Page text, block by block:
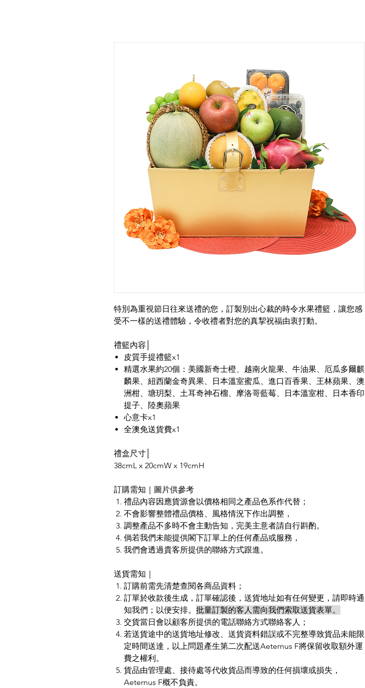
特別為重視節日往來送禮的您，訂製別出心裁的時令水果禮籃，讓您感
受不一樣的送禮體驗，令收禮者對您的真挈祝福由衷打動。
禮籃內容│
皮質手提禮籃x1
精選水果約20個：美國新奇士橙、越南火龍果、牛油果、厄瓜多爾麒
麟果、紐西蘭金奇異果、日本溫室蜜瓜、進口百香果、王林蘋果、澳
洲柑、塘玥梨、土耳奇神石榴、摩洛哥藍莓、日本溫室柑、日本香印
提子、陸奧蘋果
心意卡x1
全澳免送貨費x1
禮盒尺寸│
38cmL x 20cmW x 19cmH
訂購需知｜圖片供參考
禮品內容因應貨源會以價格相同之產品色系作代替；
不會影響整體禮品價格、風格情況下作出調整，
調整產品不多時不會主動告知，完美主意者請自行斟酌。
倘若我們未能提供閣下訂單上的任何產品或服務，
我們會透過貴客所提供的聯絡方式跟進。
送貨需知｜
訂購前需先清楚查閱各商品資料；
訂單於收款後生成，訂單確認後，送貨地址如有任何變更，請即時通
知我們；以便安排。 批量訂製的客人需向我們索取送貨表單。
交貨當日會以顧客所提供的電話聯絡方式聯絡客人；
若送貨途中的送貨地址修改、送貨資料錯誤或不完整導致貨品未能限
定時間送達，以上問題產生第二次配送Aeternus F將保留收取額外運
費之權利。
貨品由管理處、接待處等代收貨品而導致的任何損壞或損失，
Aeternus F概不負責。